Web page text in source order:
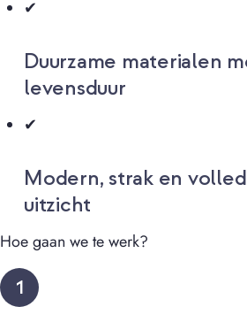
✔
Duurzame materialen
levensduur
✔
Modern, strak en
uitzicht
Hoe gaan we te werk?
1